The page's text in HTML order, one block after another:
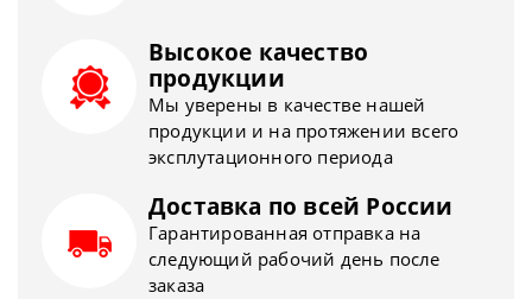
Высокое качество
продукции
Мы уверены в качестве нашей
продукции и на протяжении всего
эксплутационного периода
Доставка по всей России
Гарантированная отправка на
следующий рабочий день после
заказа